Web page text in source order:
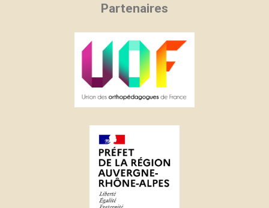
Partenaires